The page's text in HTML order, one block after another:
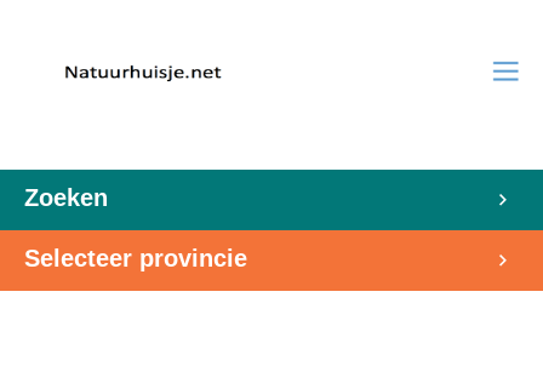
Zoeken
Selecteer provincie